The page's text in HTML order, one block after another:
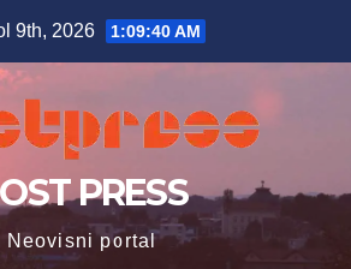
9th, 2026 1:09:41 AM
PRESS
Neovisni portal